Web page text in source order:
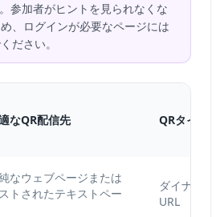
参加者がヒントを見られなくな
、ログインが必要なページには
ださい。
なQR配信先 QRタイプ
なウェブページまたは
トされたテキストペー
ダイナミッ
URL